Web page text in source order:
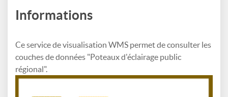
Informations
Ce service de visualisation WMS permet de consulter les
couches de données "Poteaux d'éclairage public
régional".